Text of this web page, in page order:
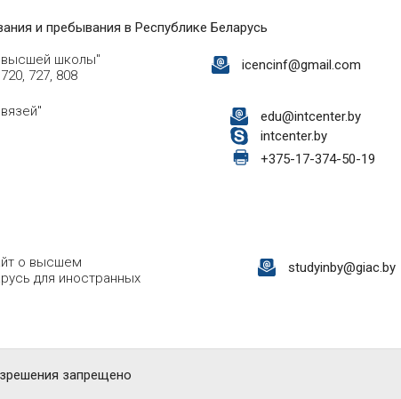
и пребывания в Республике Беларусь
высшей школы"
727, 808
icencinf@gmail.com
edu@intcenter.by
intcenter.by
+375-17-374-50-19
о высшем
для иностранных
studyinby@giac.by
запрещено